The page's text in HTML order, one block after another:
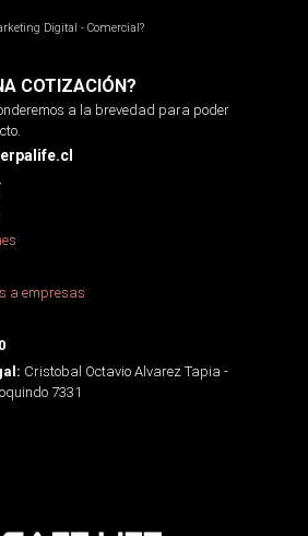
Digital - Comercial?
COTIZACIÓN?
a la brevedad para poder
a empresas
Cristobal Octavio Alvarez Tapia -
7331